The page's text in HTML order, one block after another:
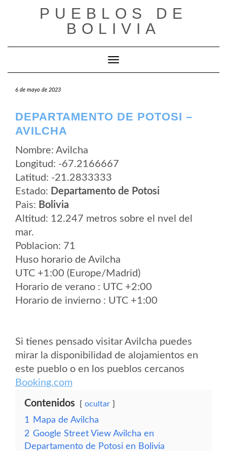
PUEBLOS DE
BOLIVIA
Cambiar modo de navegación
6 de mayo de 2023
DEPARTAMENTO DE POTOSI –
AVILCHA
Nombre: Avilcha
Longitud: -67.2166667
Latitud: -21.2833333
Estado: Departamento de Potosi
Pais: Bolivia
Altitud: 12.247 metros sobre el nvel del
mar.
Poblacion: 71
Huso horario de Avilcha
UTC +1:00 (Europe/Madrid)
Horario de verano : UTC +2:00
Horario de invierno : UTC +1:00
Si tienes pensado visitar Avilcha puedes
mirar la disponibilidad de alojamientos en
este pueblo o en los pueblos cercanos
Booking.com
Contenidos ocultar
1
Mapa de Avilcha
2 Google Street View Avilcha en
Departamento de Potosi en Bolivia